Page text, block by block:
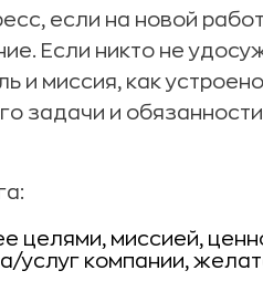
если на новой
Если никто не
и миссия, как
задачи и
целями, миссией,
услуг компании,